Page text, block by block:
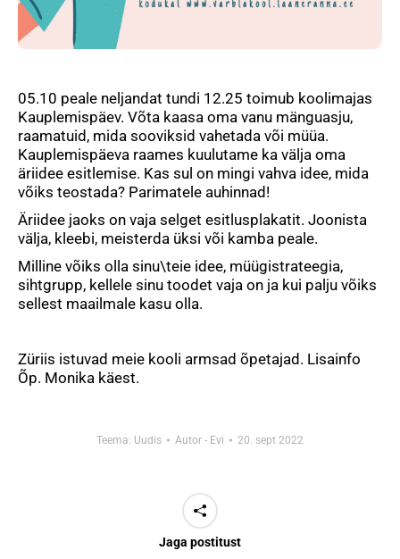
05.10 peale neljandat tundi 12.25 toimub koolimajas
Kauplemispäev. Võta kaasa oma vanu mänguasju,
raamatuid, mida sooviksid vahetada või müüa.
Kauplemispäeva raames kuulutame ka välja oma
äriidee esitlemise. Kas sul on mingi vahva idee, mida
võiks teostada? Parimatele auhinnad!
Äriidee jaoks on vaja selget esitlusplakatit. Joonista
välja, kleebi, meisterda üksi või kamba peale.
Milline võiks olla sinu\teie idee, müügistrateegia,
sihtgrupp, kellele sinu toodet vaja on ja kui palju võiks
sellest maailmale kasu olla.
Züriis istuvad meie kooli armsad õpetajad. Lisainfo
Õp. Monika käest.
Teema: Uudis Autor - Evi 20. sept 2022
Jaga postitust